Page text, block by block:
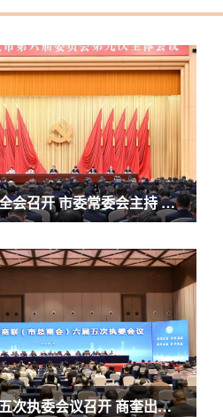
市委六届九次全会召开 市委常委会主持 市委书记袁家军讲话
市工商联六届五次执委会议召开 商奎出席并讲话